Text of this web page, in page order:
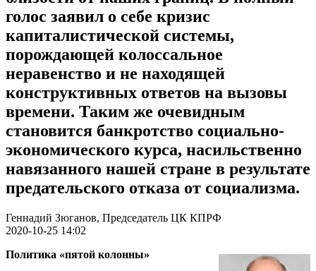
голос заявил о себе кризис
капиталистической системы,
порождающей колоссальное
неравенство и не находящей
конструктивных ответов на вызовы
времени. Таким же очевидным
становится банкротство социально-
экономического курса, насильственно
навязанного нашей стране в результате
предательского отказа от социализма.
Геннадий Зюганов, Председатель ЦК КПРФ
2020-10-25 14:02
Политика «пятой колонны»